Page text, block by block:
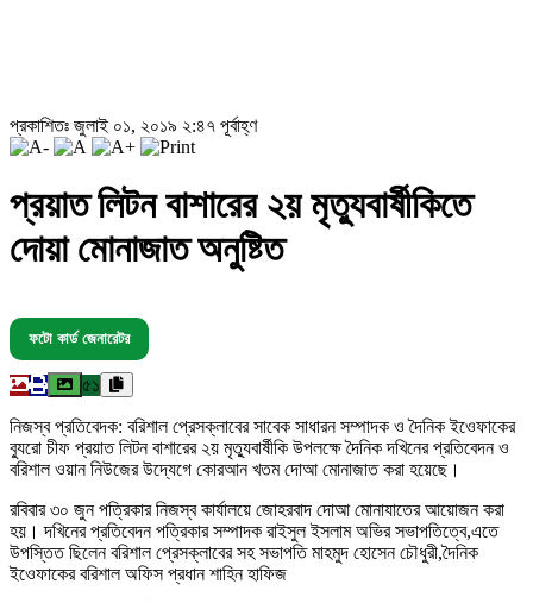
প্রকাশিতঃ জুলাই ০১, ২০১৯ ২:৪৭ পূর্বাহ্ণ
প্রয়াত লিটন বাশারের ২য় মৃত্যুবার্ষীকিতে
দোয়া মোনাজাত অনুষ্টিত
ফটো কার্ড জেনারেটর
৫১
নিজস্ব প্রতিবেদক: বরিশাল প্রেসক্লাবের সাবেক সাধারন সম্পাদক ও দৈনিক ইওেফাকের
ব্যুরো চীফ প্রয়াত লিটন বাশারের ২য় মৃত্যুবার্ষীকি উপলক্ষে দৈনিক দখিনের প্রতিবেদন ও
বরিশাল ওয়ান নিউজের উদ্যেগে কোরআন খতম দোআ মোনাজাত করা হয়েছে।
রবিবার ৩০ জুন পত্রিকার নিজস্ব কার্যালয়ে জোহরবাদ দোআ মোনাযাতের আয়োজন করা
হয়। দখিনের প্রতিবেদন পত্রিকার সম্পাদক রাইসুল ইসলাম অভির সভাপতিত্বে,এতে
উপস্তিত ছিলেন বরিশাল প্রেসক্লাবের সহ সভাপতি মাহমুদ হোসেন চৌধুরী,দৈনিক
ইওেফাকের বরিশাল অফিস প্রধান শাহিন হাফিজ